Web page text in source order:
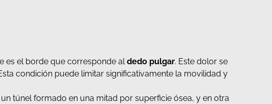
es el borde que corresponde aldedo pulgar. Este dolor se
condición puede limitar significativamente la movilidad y
túnel formado en una mitad por superficie ósea, y en otra